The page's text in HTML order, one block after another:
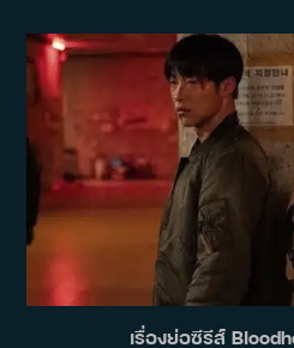
เรื่องย่อซีรีส์